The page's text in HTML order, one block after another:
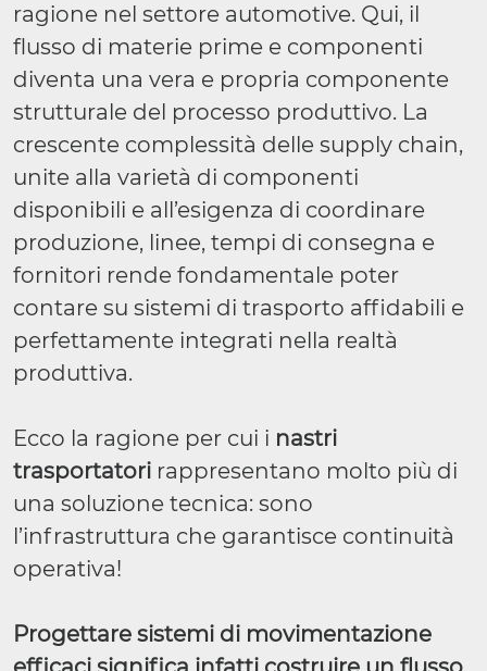
ragione nel settore automotive. Qui, il
flusso di materie prime e componenti
diventa una vera e propria componente
strutturale del processo produttivo. La
crescente complessità delle supply chain,
unite alla varietà di componenti
disponibili e all’esigenza di coordinare
produzione, linee, tempi di consegna e
fornitori rende fondamentale poter
contare su sistemi di trasporto affidabili e
perfettamente integrati nella realtà
produttiva.
Ecco la ragione per cui i nastri
trasportatori rappresentano molto più di
una soluzione tecnica: sono
l’infrastruttura che garantisce continuità
operativa!
Progettare sistemi di movimentazione